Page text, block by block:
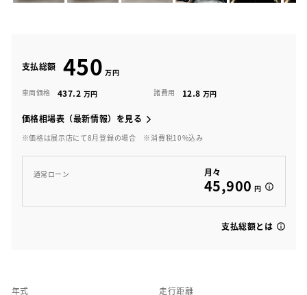
支払総額 450
車両価格 437.2 諸費用 12.8
価格相場表（最新情報）を見る
※価格は展示店にて8月登録の場合 ※消費税10%込み
通常ローン 月々
45,900 円
支払総額とは
年式 走行距離